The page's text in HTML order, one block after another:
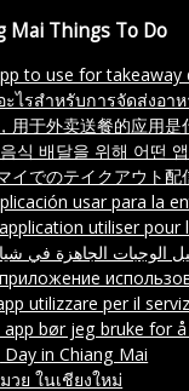
Mai Things To Do
รสำหรับการจัดส่งอาหารกลับ
用于外卖送餐的应用是
배달을 위해 어떤 앱을 사
テイクアウト配信にはどのアプリを
usar para la entrega de comida para
utiliser pour la livraison de plats à
لتوصيل الوجبات الجاهزة في
использовать для доставки еды на
per il servizio di consegna a domicilio
bør jeg bruke for å få mat levert på
in Chiang Mai
วย ในเชียงใหม่